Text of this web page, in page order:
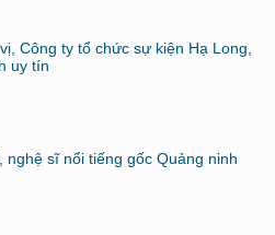
Công ty tổ chức sự kiện Hạ Long,
uy tín
nghệ sĩ nổi tiếng gốc Quảng ninh